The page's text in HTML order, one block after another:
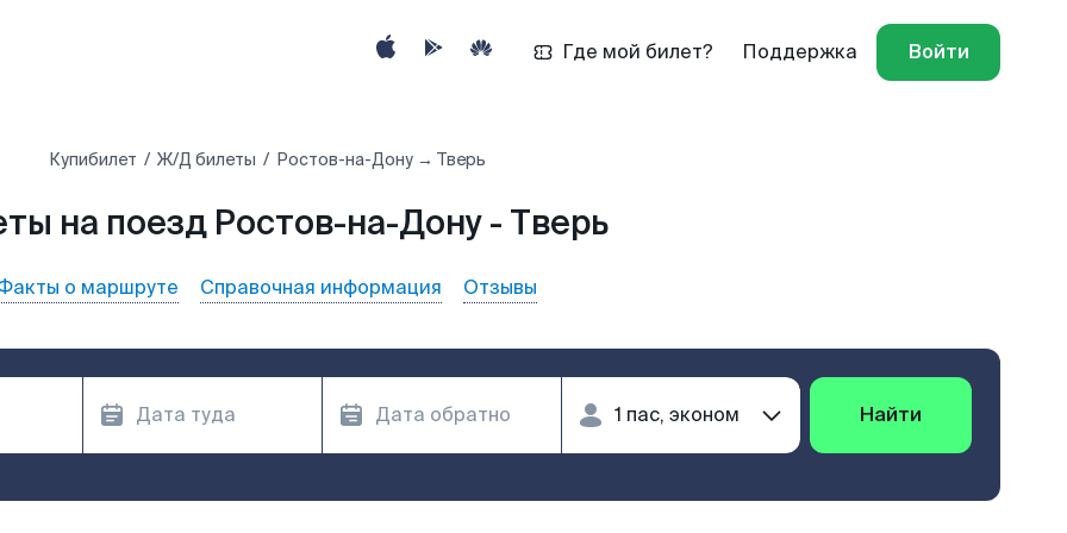
Где мой билет? Поддержка Войти
Купибилет Ж/Д билеты Ростов-на-Дону → Тверь
на поезд Ростов-на-Дону - Тверь
о маршруте Справочная информация Отзывы
Найти